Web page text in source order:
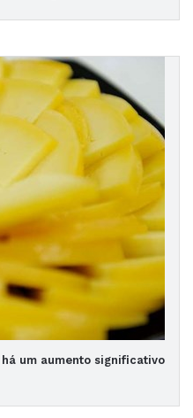
um aumento significativo